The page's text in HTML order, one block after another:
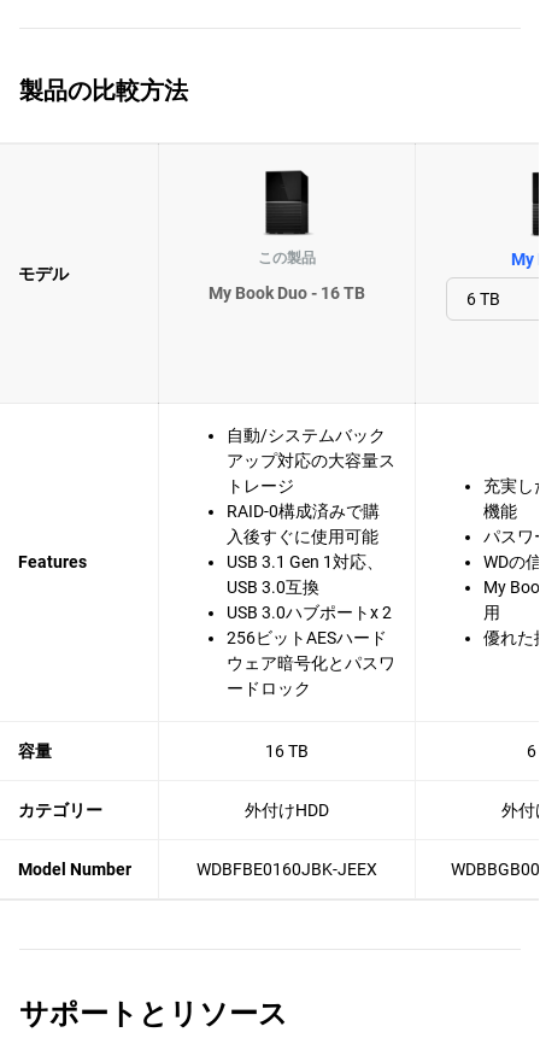
製品の比較方法
モデル
この製品
My Book Duo - 16 TB
My
Features
自動/システムバック
アップ対応の大容量ス
トレージ
RAID-0構成済みで購
入後すぐに使用可能
USB 3.1 Gen 1対応、
USB 3.0互換
USB 3.0ハブポートx 2
256ビットAESハード
ウェア暗号化とパスワ
ードロック
充実し
機能
パスワ
WDの
My
用
優れた
容量 16 TB 6
カテゴリー 外付けHDD 外付
Model Number WDBFBE0160JBK-JEEX
サポートとリソース